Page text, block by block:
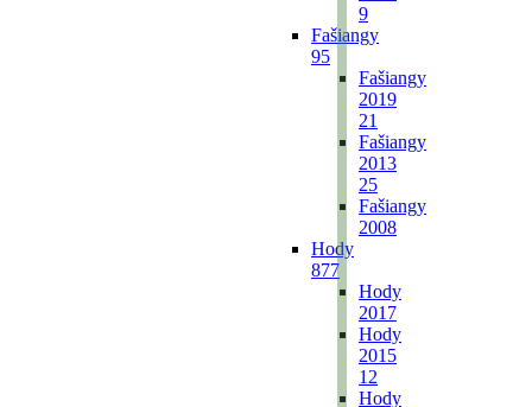
9
Fašiangy
95
Fašiangy
2019
21
Fašiangy
2013
25
Fašiangy
2008
Hody
877
Hody
2017
Hody
2015
12
Hody